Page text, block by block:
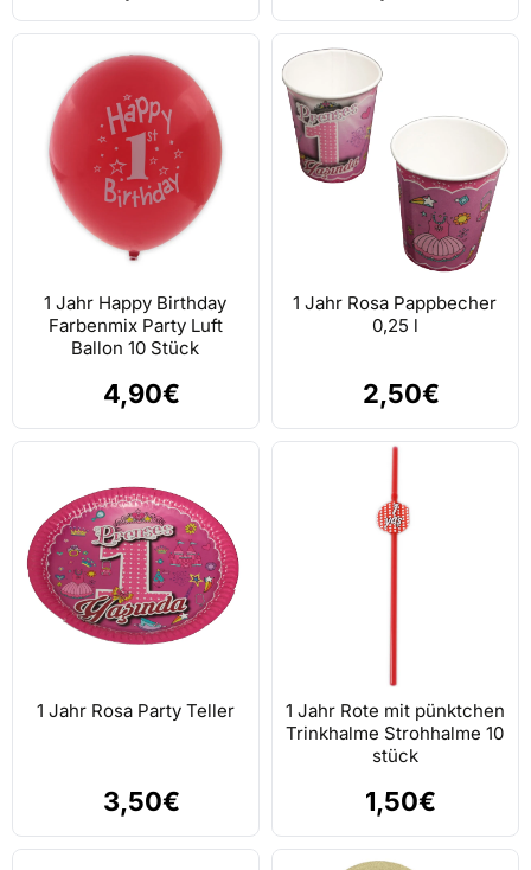
1 Jahr Happy Birthday
Farbenmix Party Luft
Ballon 10 Stück
4,90€
1 Jahr Rosa Pappbecher
0,25 l
2,50€
1 Jahr Rosa Party Teller
3,50€
1 Jahr Rote mit pünktchen
Trinkhalme Strohhalme 10
stück
1,50€